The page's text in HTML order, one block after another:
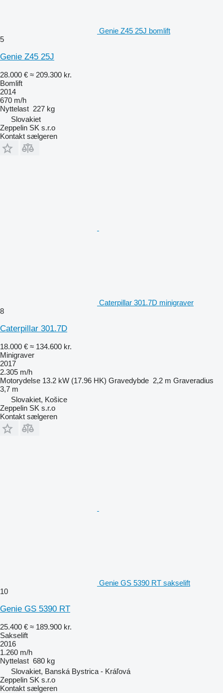
Genie Z45 25J bomlift
5
Genie Z45 25J
28.000 € ≈ 209.300 kr.
Bomlift
2014
670 m/h
Nyttelast 227 kg
Slovakiet
Zeppelin SK s.r.o
Kontakt sælgeren
Caterpillar 301.7D minigraver
8
Caterpillar 301.7D
18.000 € ≈ 134.600 kr.
Minigraver
2017
2.305 m/h
Motorydelse 13.2 kW (17.96 HK) Gravedybde 2,2 m Graveradius
3,7 m
Slovakiet, Košice
Zeppelin SK s.r.o
Kontakt sælgeren
Genie GS 5390 RT sakselift
10
Genie GS 5390 RT
25.400 € ≈ 189.900 kr.
Sakselift
2016
1.260 m/h
Nyttelast 680 kg
Slovakiet, Banská Bystrica - Kráľová
Zeppelin SK s.r.o
Kontakt sælgeren